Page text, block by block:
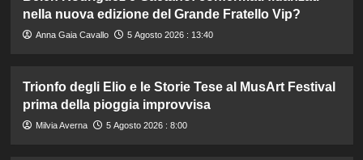
nella nuova edizione del Grande Fratello Vip?
Anna Gaia Cavallo 5 Agosto 2026 : 13:40
Trionfo degli Elio e le Storie Tese al MusArt Festival
prima della pioggia improvvisa
Milvia Averna 5 Agosto 2026 : 8:00